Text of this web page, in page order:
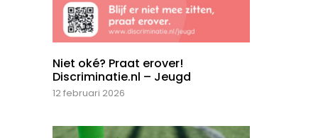
Niet oké? Praat erover!
Discriminatie.nl – Jeugd
12 februari 2026